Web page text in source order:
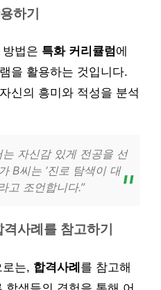
하기
법은 특화 커리큘럼에
을 활용하는 것입니다.
신의 흥미와 적성을 분석
자신감 있게 전공을 선
B씨는 ‘진로 탐색이 대
고 조언합니다.”
사례를 참고하기
는, 합격사례 를 참고해